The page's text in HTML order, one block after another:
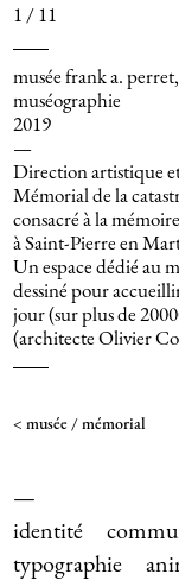
1 /11
musée frank a.
muséographie
2019
—
Direction artistique
Mémorial de la
consacré à la
à Saint-Pierre en
Un espace dédié au
dessiné pour
jour (sur plus de
(architecte Olivier
musée / mémorial
identité
typographie